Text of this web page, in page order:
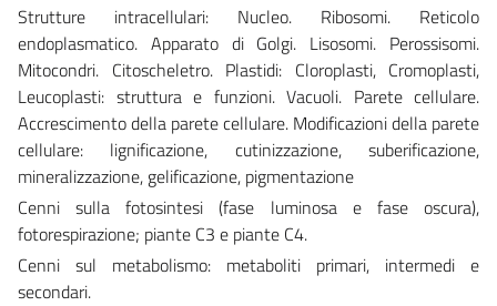
Strutture intracellulari: Nucleo. Ribosomi. Reticolo
endoplasmatico. Apparato di Golgi. Lisosomi. Perossisomi.
Mitocondri. Citoscheletro. Plastidi: Cloroplasti, Cromoplasti,
Leucoplasti: struttura e funzioni. Vacuoli. Parete cellulare.
Accrescimento della parete cellulare. Modificazioni della parete
cellulare: lignificazione, cutinizzazione, suberificazione,
mineralizzazione, gelificazione, pigmentazione
Cenni sulla fotosintesi (fase luminosa e fase oscura),
fotorespirazione; piante C3 e piante C4.
Cenni sul metabolismo: metaboliti primari, intermedi e
secondari.